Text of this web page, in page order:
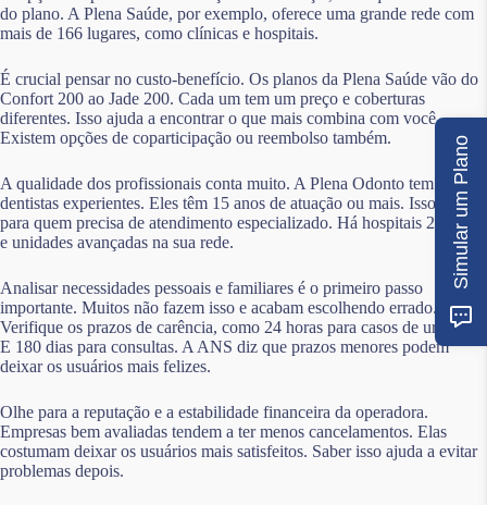
do plano. A Plena Saúde, por exemplo, oferece uma grande rede com
mais de 166 lugares, como clínicas e hospitais.
É crucial pensar no custo-benefício. Os planos da Plena Saúde vão do
Confort 200 ao Jade 200. Cada um tem um preço e coberturas
diferentes. Isso ajuda a encontrar o que mais combina com você.
Existem opções de coparticipação ou reembolso também.
A qualidade dos profissionais conta muito. A Plena Odonto tem
dentistas experientes. Eles têm 15 anos de atuação ou mais. Isso é bom
para quem precisa de atendimento especializado. Há hospitais 24 horas
e unidades avançadas na sua rede.
Analisar necessidades pessoais e familiares é o primeiro passo
importante. Muitos não fazem isso e acabam escolhendo errado.
Verifique os prazos de carência, como 24 horas para casos de urgência.
E 180 dias para consultas. A ANS diz que prazos menores podem
deixar os usuários mais felizes.
Olhe para a reputação e a estabilidade financeira da operadora.
Empresas bem avaliadas tendem a ter menos cancelamentos. Elas
costumam deixar os usuários mais satisfeitos. Saber isso ajuda a evitar
problemas depois.
Simular um Plano